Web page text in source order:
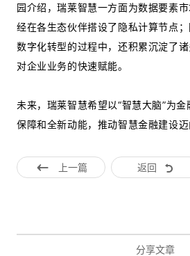
园介绍，瑞莱智慧一方面为数据要素
经在各生态伙伴搭设了隐私计算节点
数字化转型的过程中，还积累沉淀了
对企业业务的快速赋能。
未来，瑞莱智慧希望以“智慧大脑”为
保障和全新动能，推动智慧金融建设迈
上一篇 返回
分享文章